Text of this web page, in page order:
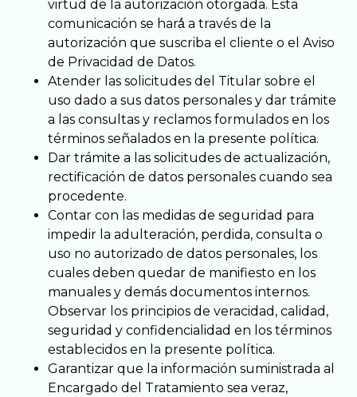
virtud de la autorización otorgada. Esta
comunicación se hará́ a través de la
autorización que suscriba el cliente o el Aviso
de Privacidad de Datos.
Atender las solicitudes del Titular sobre el
uso dado a sus datos personales y dar trámite
a las consultas y reclamos formulados en los
términos señalados en la presente política.
Dar trámite a las solicitudes de actualización,
rectificación de datos personales cuando sea
procedente.
Contar con las medidas de seguridad para
impedir la adulteración, perdida, consulta o
uso no autorizado de datos personales, los
cuales deben quedar de manifiesto en los
manuales y demás documentos internos.
Observar los principios de veracidad, calidad,
seguridad y confidencialidad en los términos
establecidos en la presente política.
Garantizar que la información suministrada al
Encargado del Tratamiento sea veraz,